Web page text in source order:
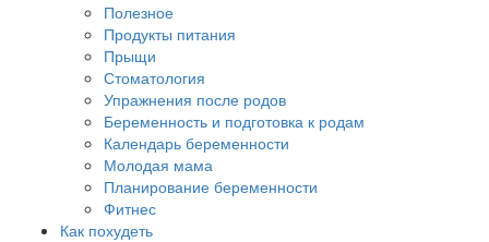
Полезное
Продукты питания
Прыщи
Стоматология
Упражнения после родов
Беременность и подготовка к родам
Календарь беременности
Молодая мама
Планирование беременности
Фитнес
Как похудеть